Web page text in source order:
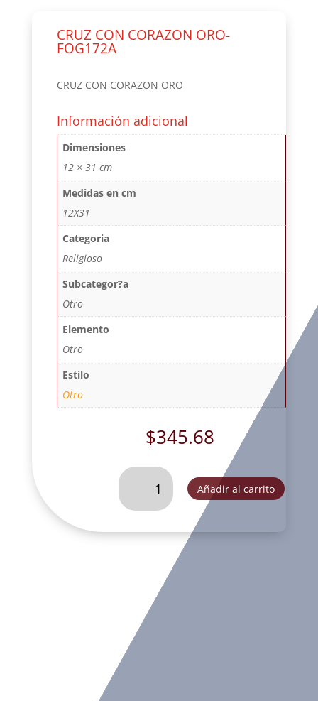
CRUZ CON CORAZON ORO-
FOG172A
CRUZ CON CORAZON ORO
Información adicional
Dimensiones
12 × 31 cm
Medidas en cm
12X31
Categoria
Religioso
Subcategor?a
Otro
Elemento
Otro
Estilo
Otro
$345.68
CRUZ
CORAZON
FOG172A
Añadir al carrito